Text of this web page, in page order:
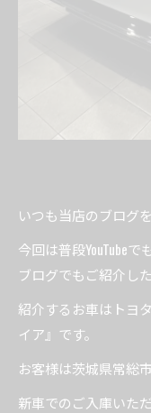
いつも当店のブログ
今回は普段YouTube
ブログでもご紹介し
紹介するお車はトヨ
イア』です。
お客様は茨城県常総
新車でのご入庫いた